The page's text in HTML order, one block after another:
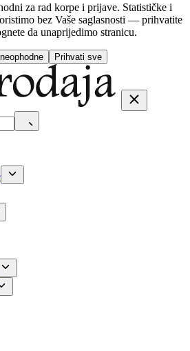
za rad korpe i prijave. Statističke i
bez Vaše saglasnosti — prihvatite
da unaprijedimo stranicu.
Prihvati sve